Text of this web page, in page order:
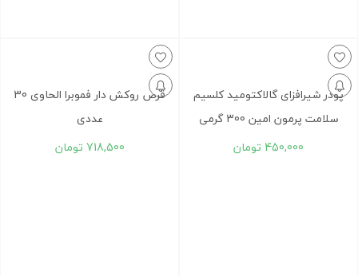
پودر شیرافزای گالاکتومید کلسیم
سلامت پرمون امین 300 گرمی
450,000 تومان
قرص روکش دار فموبرا الحاوی 30
عددی
718,500 تومان